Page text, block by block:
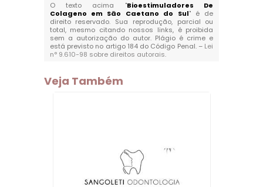
O texto acima "Bioestimuladores De
Colageno em São Caetano do Sul" é de
direito reservado. Sua reprodução, parcial ou
total, mesmo citando nossos links, é proibida
sem a autorização do autor. Plágio é crime e
está previsto no artigo 184 do Código Penal. – Lei
n° 9.610-98 sobre direitos autorais.
Veja Também